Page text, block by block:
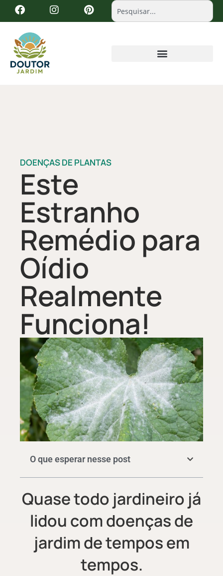
DOENÇAS DE PLANTAS
Este
Estranho
Remédio para
Oídio
Realmente
Funciona!
O que esperar nesse post
Quase todo jardineiro já
lidou com doenças de
jardim de tempos em
tempos.